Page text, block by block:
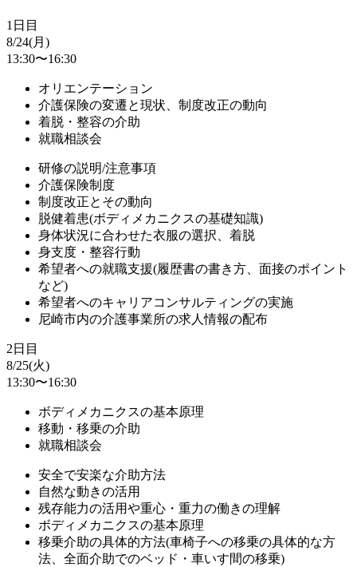
1日目
8/24(月)
13:30〜16:30
オリエンテーション
介護保険の変遷と現状、制度改正の動向
着脱・整容の介助
就職相談会
研修の説明/注意事項
介護保険制度
制度改正とその動向
脱健着患(ボディメカニクスの基礎知識)
身体状況に合わせた衣服の選択、着脱
身支度・整容行動
希望者への就職支援(履歴書の書き方、面接のポイント
など)
希望者へのキャリアコンサルティングの実施
尼崎市内の介護事業所の求人情報の配布
2日目
8/25(火)
13:30〜16:30
ボディメカニクスの基本原理
移動・移乗の介助
就職相談会
安全で安楽な介助方法
自然な動きの活用
残存能力の活用や重心・重力の働きの理解
ボディメカニクスの基本原理
移乗介助の具体的方法(車椅子への移乗の具体的な方
法、全面介助でのベッド・車いす間の移乗)